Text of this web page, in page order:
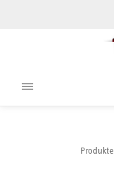
Produkte